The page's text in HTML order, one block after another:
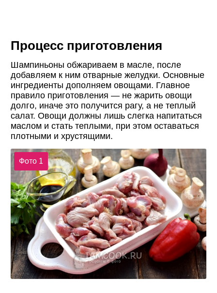
Процесс приготовления
Шампиньоны обжариваем в масле, после
добавляем к ним отварные желудки. Основные
ингредиенты дополняем овощами. Главное
правило приготовления — не жарить овощи
долго, иначе это получится рагу, а не теплый
салат. Овощи должны лишь слегка напитаться
маслом и стать теплыми, при этом оставаться
плотными и хрустящими.
Фото 1